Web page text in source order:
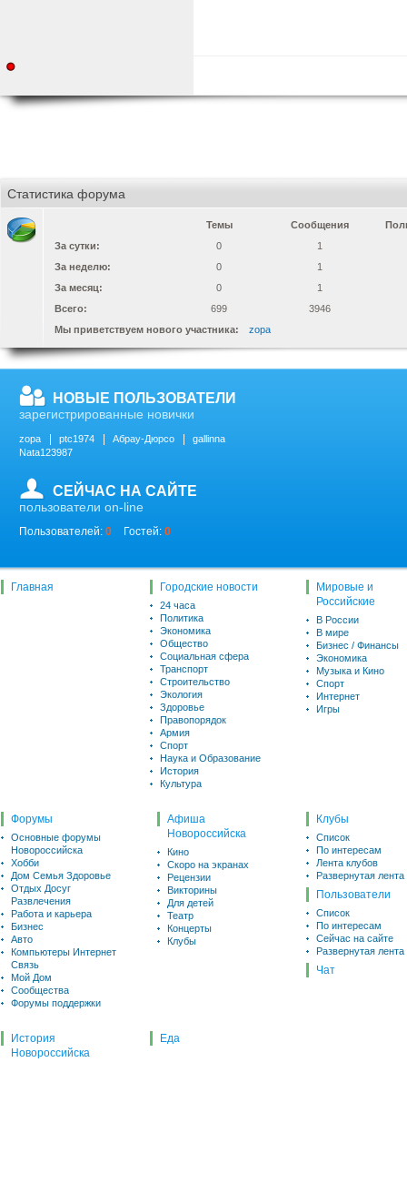
Статистика форума
Темы Сообщения
За сутки:
0
1
За неделю:
0
1
За месяц:
0
1
Всего:
699
3946
Мы приветствуем нового участника:
zopa
НОВЫЕ ПОЛЬЗОВАТЕЛИ
зарегистрированные новички
zopa ptc1974 Абрау-Дюрсо
gallinna
Nata123987
СЕЙЧАС НА САЙТЕ
пользователи on-line
Пользователей: 0 Гостей: 0
Главная Городские новости
24 часа
Политика
Экономика
Общество
Социальная сфера
Транспорт
Строительство
Экология
Здоровье
Правопорядок
Армия
Спорт
Наука и Образование
История
Культура
Мировые и
Российские
В России
В мире
Бизнес / Финансы
Экономика
Музыка и Кино
Спорт
Интернет
Игры
Форумы
Основные форумы
Новороссийска
Хобби
Дом Семья Здоровье
Отдых Досуг
Развлечения
Работа и карьера
Бизнес
Авто
Компьютеры Интернет
Связь
Мой Дом
Сообщества
Форумы поддержки
Афиша
Новороссийска
Кино
Скоро на экранах
Рецензии
Викторины
Для детей
Театр
Концерты
Клубы
Клубы
Список
По интересам
Лента клубов
Развернутая лента
Пользователи
Список
По интересам
Сейчас на сайте
Развернутая лента
Чат
История
Новороссийска
Еда